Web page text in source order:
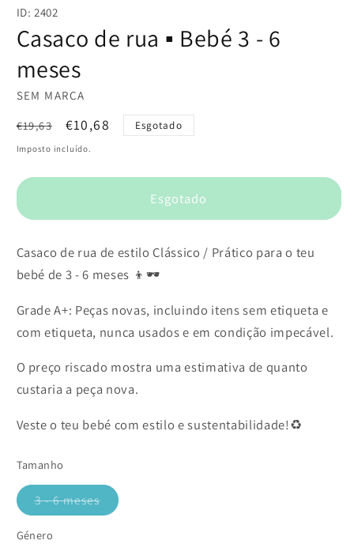
multimédia
em
modal
ID: 2402
Casaco de rua ▪️ Bebé 3 - 6
meses
SEM MARCA
Preço
normal
€19,63
Preço
de
€10,68 Esgotado
Imposto incluído.
Esgotado
Casaco de rua de estilo Clássico / Prático para o teu
bebé de 3 - 6 meses 👦🕶️
Grade A+: Peças novas, incluindo itens sem etiqueta e
com etiqueta, nunca usados e em condição impecável.
O preço riscado mostra uma estimativa de quanto
custaria a peça nova.
Veste o teu bebé com estilo e sustentabilidade!♻️
Tamanho
3 - 6 meses
Variante
Género